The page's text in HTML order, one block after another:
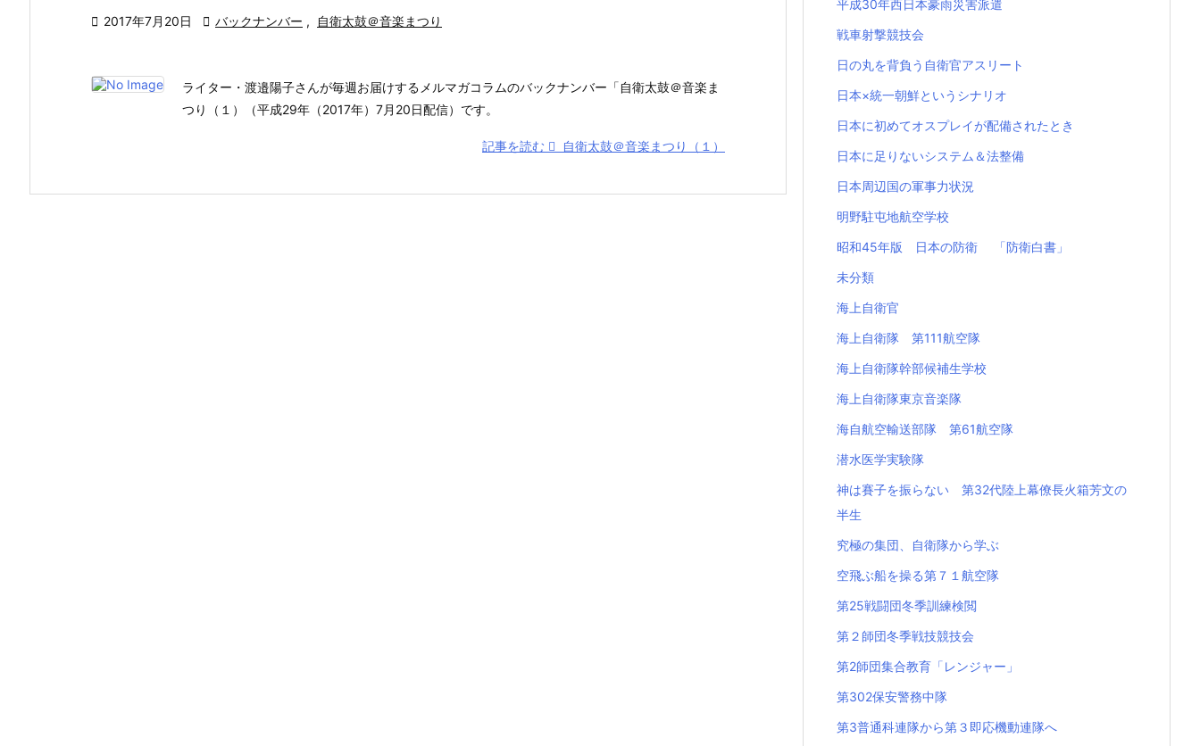
 2017年7月20日  バックナンバー , 自衛太鼓＠音楽まつり
ライター・渡邉陽子さんが毎週お届けするメルマガコラムのバックナンバー「自衛太鼓＠音楽ま
つり（１）（平成29年（2017年）7月20日配信）です。
記事を読む 自衛太鼓＠音楽まつり（１）
平成30年西日本豪雨災害派遣
戦車射撃競技会
日の丸を背負う自衛官アスリート
日本×統一朝鮮というシナリオ
日本に初めてオスプレイが配備されたとき
日本に足りないシステム＆法整備
日本周辺国の軍事力状況
明野駐屯地航空学校
昭和45年版 日本の防衛 「防衛白書」
未分類
海上自衛官
海上自衛隊 第111航空隊
海上自衛隊幹部候補生学校
海上自衛隊東京音楽隊
海自航空輸送部隊 第61航空隊
潜水医学実験隊
神は賽子を振らない 第32代陸上幕僚長火箱芳文の
半生
究極の集団、自衛隊から学ぶ
空飛ぶ船を操る第７１航空隊
第25戦闘団冬季訓練検閲
第２師団冬季戦技競技会
第2師団集合教育「レンジャー」
第302保安警務中隊
第3普通科連隊から第３即応機動連隊へ